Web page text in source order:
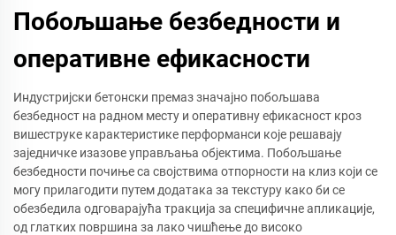
Побољшање безбедности и
оперативне ефикасности
Индустријски бетонски премаз значајно побољшава
безбедност на радном месту и оперативну ефикасност кроз
вишеструке карактеристике перформанси које решавају
заједничке изазове управљања објектима. Побољшање
безбедности почиње са својствима отпорности на клиз који се
могу прилагодити путем додатака за текстуру како би се
обезбедила одговарајућа тракција за специфичне апликације,
од глатких површина за лако чишћење до високо